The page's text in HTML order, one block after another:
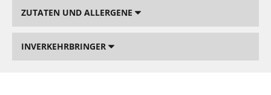
ZUTATEN UND ALLERGENE
INVERKEHRBRINGER